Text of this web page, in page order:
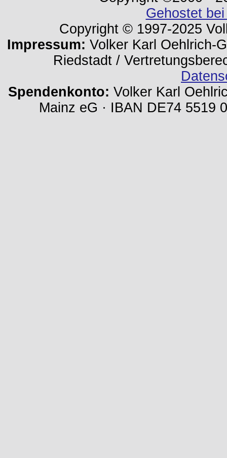
Gehostet
Copyright © 1997-2025
Impressum: Volker Karl Oehlrich-
Riedstadt /
Spendenkonto: Volker Karl
Mainz eG · IBAN DE74 5519